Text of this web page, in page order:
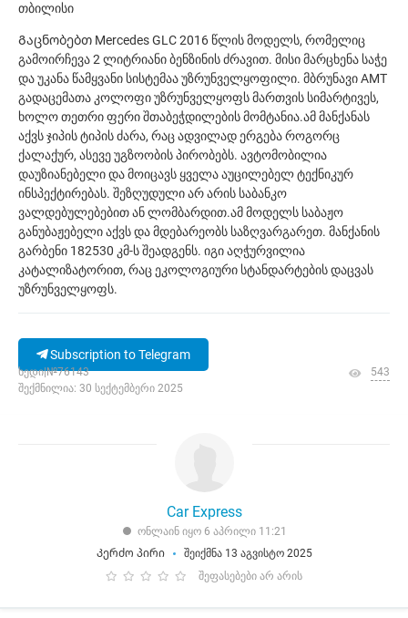
თბილისი
Გაცნობებთ Mercedes GLC 2016 წლის მოდელს, რომელიც
გამოირჩევა 2 ლიტრიანი ბენზინის ძრავით. მისი მარცხენა საჭე
და უკანა წამყვანი სისტემაა უზრუნველყოფილი. მბრუნავი AMT
გადაცემათა კოლოფი უზრუნველყოფს მართვის სიმარტივეს,
ხოლო თეთრი ფერი შთაბეჭდილების მომტანია.ამ მანქანას
აქვს ჯიპის ტიპის ძარა, რაც ადვილად ერგება როგორც
ქალაქურ, ასევე უგზოობის პირობებს. ავტომობილია
დაუზიანებელი და მოიცავს ყველა აუცილებელ ტექნიკურ
ინსპექტირებას. შეზღუდული არ არის საბანკო
ვალდებულებებით ან ლომბარდით.ამ მოდელს საბაჟო
განუბაჟებელი აქვს და მდებარეობს საზღვარგარეთ. მანქანის
გარბენი 182530 კმ-ს შეადგენს. იგი აღჭურვილია
კატალიზატორით, რაც ეკოლოგიური სტანდარტების დაცვას
უზრუნველყოფს.
Subscription to Telegram
ხედი|№76143
შექმნილია: 30 სექტემბერი 2025
543
Car Express
ონლაინ იყო 6 აპრილი 11:21
Კერძო პირი
შეიქმნა 13 აგვისტო 2025
შეფასებები არ არის